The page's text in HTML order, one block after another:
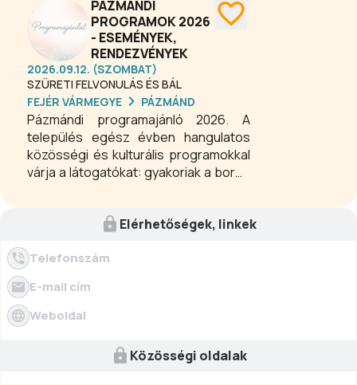
PÁZMÁNDI
PROGRAMOK 2026
- ESEMÉNYEK,
RENDEZVÉNYEK
2026.09.12. (SZOMBAT)
SZÜRETI FELVONULÁS ÉS BÁL
FEJÉR VÁRMEGYE
PÁZMÁND
Pázmándi programajánló 2026. A
település egész évben hangulatos
közösségi és kulturális programokkal
várja a látogatókat: gyakoriak a boros
hagyományőrző rendezvények. A
számára is remek választás, hiszen
túrák, szabadtéri programok és nyári
koncertek teszik élménydússá a
kikapcsolódást.
Elérhetőségek, linkek
Telefonszám
E-mail cím
Weboldal
Közösségi oldalak